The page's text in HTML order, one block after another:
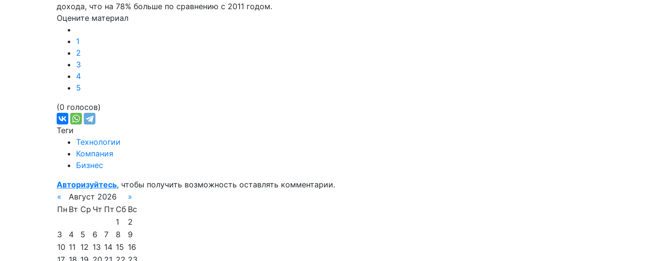
дохода, что на 78% больше по сравнению с 2011 годом.
Оцените материал
1
2
3
4
5
(0 голосов)
Теги
Технологии
Компания
Бизнес
Авторизуйтесь, чтобы получить возможность оставлять комментарии.
«
Август 2026
»
Пн Вт Ср Чт Пт Сб Вс
1
2
3
4 5 6 7 8
9
10 11 12 13 14 15 16